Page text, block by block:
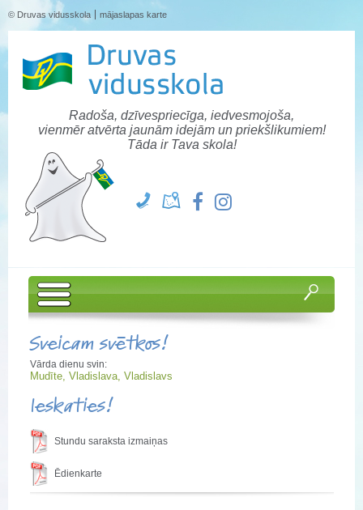
© Druvas vidusskola mājaslapas karte
Radoša, dzīvespriecīga, iedvesmojoša,
vienmēr atvērta jaunām idejām un priekšlikumiem!
Tāda ir Tava skola!
Sveicam svētkos!
Vārda dienu svin:
Mudīte, Vladislava, Vladislavs
Ieskaties!
Stundu saraksta izmaiņas
Ēdienkarte